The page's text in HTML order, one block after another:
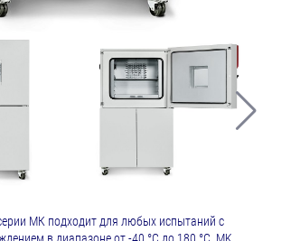
МК подходит для любых испытаний с